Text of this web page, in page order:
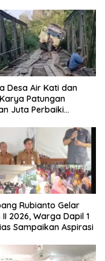
Desa Air Kati dan
Patungan
Juta Perbaiki
Rubianto Gelar
II 2026, Warga Dapil 1
Sampaikan Aspirasi